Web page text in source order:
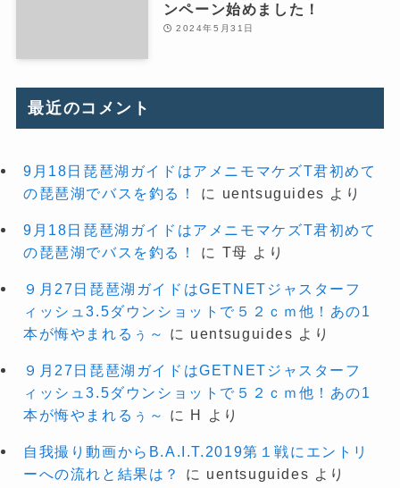
ンペーン始めました！
2024年5月31日
最近のコメント
9月18日琵琶湖ガイドはアメニモマケズT君初めて
の琵琶湖でバスを釣る！
に uentsuguides より
9月18日琵琶湖ガイドはアメニモマケズT君初めて
の琵琶湖でバスを釣る！
に T母 より
９月27日琵琶湖ガイドはGETNETジャスターフ
ィッシュ3.5ダウンショットで５２ｃｍ他！あの1
本が悔やまれるぅ～
に uentsuguides より
９月27日琵琶湖ガイドはGETNETジャスターフ
ィッシュ3.5ダウンショットで５２ｃｍ他！あの1
本が悔やまれるぅ～
に H より
自我撮り動画からB.A.I.T.2019第１戦にエントリ
ーへの流れと結果は？
に uentsuguides より